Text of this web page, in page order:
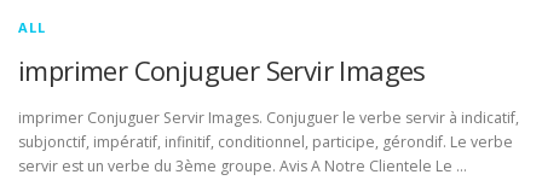
ALL
imprimer Conjuguer Servir Images
imprimer Conjuguer Servir Images. Conjuguer le verbe servir à indicatif,
subjonctif, impératif, infinitif, conditionnel, participe, gérondif. Le verbe
servir est un verbe du 3ème groupe. Avis A Notre Clientele Le …